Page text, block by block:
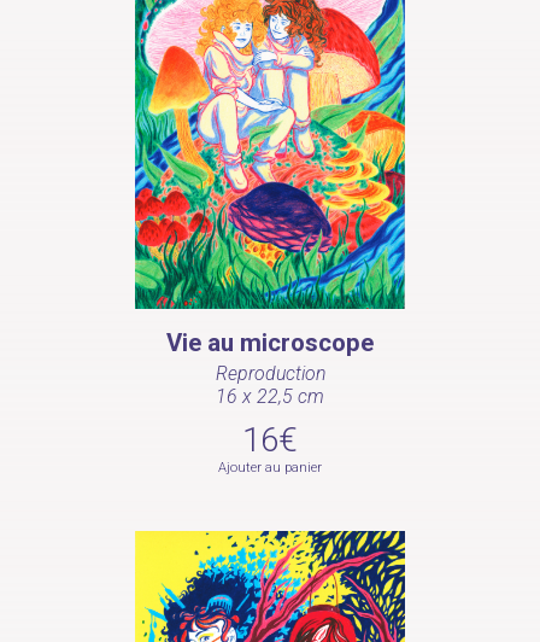
Vie au microscope
Reproduction
16 x 22,5 cm
16€
Ajouter au panier